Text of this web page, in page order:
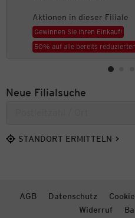
Aktionen in dieser Filiale
Gewinnen Sie Ihren Einkauf!
50% auf alle bereits
Neue Filialsuche
STANDORT ERMITTELN
AGB Datenschutz
Widerruf